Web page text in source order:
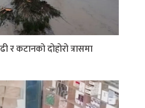
र कटानको दोहोरो त्रासमा